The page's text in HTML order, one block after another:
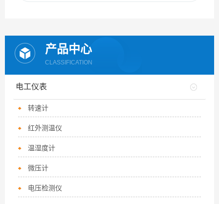
产品中心
CLASSIFICATION
电工仪表
转速计
红外测温仪
温湿度计
微压计
电压检测仪